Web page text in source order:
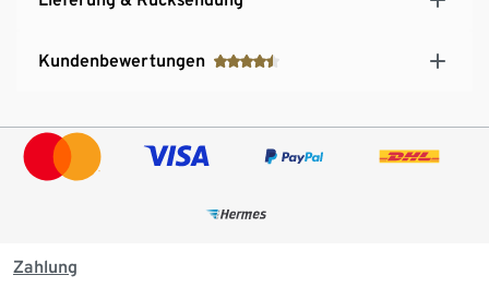
Kundenbewertungen
Zahlung